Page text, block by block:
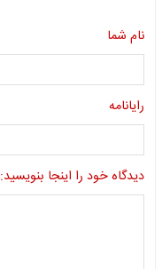
نام شما
رایانامه
دیدگاه خود را اینجا بنویسید: